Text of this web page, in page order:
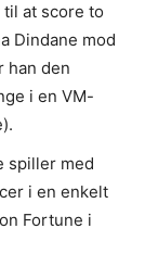
at score to
Dindane mod
han den
i en VM-
spiller med
i en enkelt
Fortune i